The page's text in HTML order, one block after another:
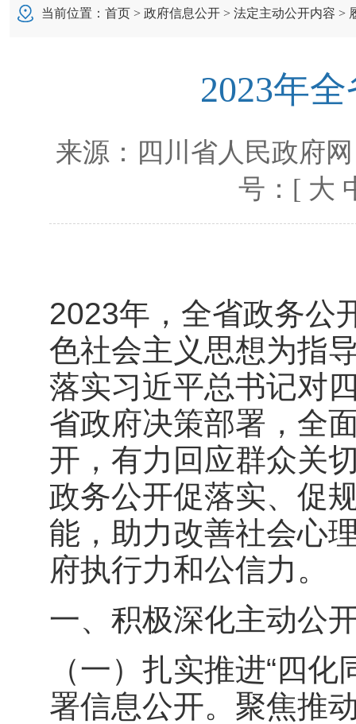
当前位置： 首页 > 政府信息公开 > 法定主动公开内容 >
2023年
来源： 四川省人民政府网
号：[ 大
2023年，全省政务公
色社会主义思想为指
落实习近平总书记对
省政府决策部署，全
开，有力回应群众关
政务公开促落实、促
能，助力改善社会心
府执行力和公信力。
一、积极深化主动公
（一）扎实推进“四
署信息公开。聚焦推